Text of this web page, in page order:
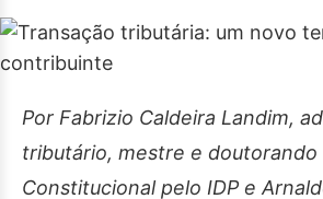
Por Fabrizio Caldeira Landim,
tributário, mestre e doutorando
Constitucional pelo IDP e